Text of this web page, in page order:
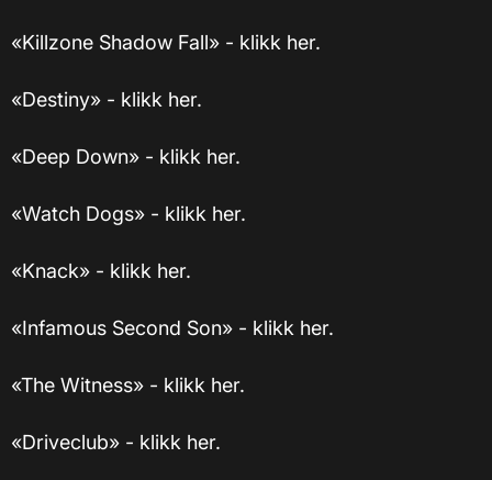
«Killzone Shadow Fall» - klikk her.
«Destiny» - klikk her.
«Deep Down» - klikk her.
«Watch Dogs» - klikk her.
«Knack» - klikk her.
«Infamous Second Son» - klikk her.
«The Witness» - klikk her.
«Driveclub» - klikk her.